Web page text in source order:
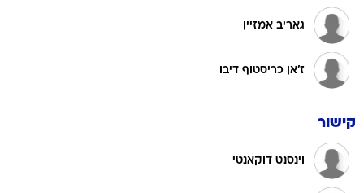
גאריב אמזיין
ז'אן כריסטוף דיבו
קישור
וינסנט דוקאנטי